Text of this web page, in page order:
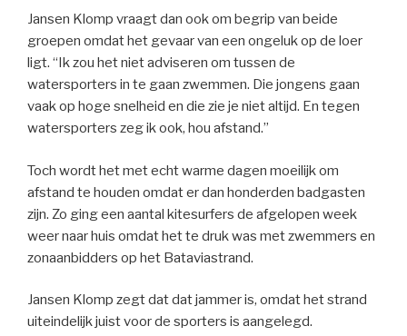
Jansen Klomp vraagt dan ook om begrip van beide
groepen omdat het gevaar van een ongeluk op de loer
ligt. “Ik zou het niet adviseren om tussen de
watersporters in te gaan zwemmen. Die jongens gaan
vaak op hoge snelheid en die zie je niet altijd. En tegen
watersporters zeg ik ook, hou afstand.”
Toch wordt het met echt warme dagen moeilijk om
afstand te houden omdat er dan honderden badgasten
zijn. Zo ging een aantal kitesurfers de afgelopen week
weer naar huis omdat het te druk was met zwemmers en
zonaanbidders op het Bataviastrand.
Jansen Klomp zegt dat dat jammer is, omdat het strand
uiteindelijk juist voor de sporters is aangelegd.